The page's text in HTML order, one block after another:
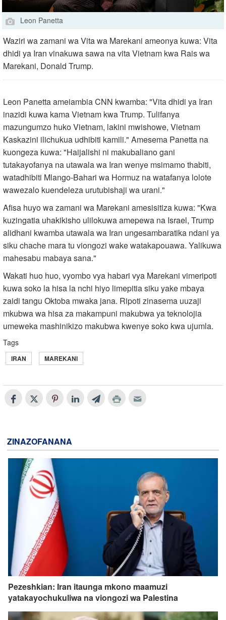
Leon Panetta
Waziri wa zamani wa Vita wa Marekani ameonya kuwa: Vita
dhidi ya Iran vinakuwa sawa na vita Vietnam kwa Rais wa
Marekani, Donald Trump.
Leon Panetta ameiambia CNN kwamba: "Vita dhidi ya Iran
inazidi kuwa kama Vietnam kwa Trump. Tulifanya
mazungumzo huko Vietnam, lakini mwishowe, Vietnam
Kaskazini ilichukua udhibiti kamili." Amesema Panetta na
kuongeza kuwa: "Haijalishi ni makubaliano gani
tutakayofanya na utawala wa Iran wenye msimamo thabiti,
watadhibiti Mlango-Bahari wa Hormuz na watafanya lolote
wawezalo kuendeleza urutubishaji wa urani."
Afisa huyo wa zamani wa Marekani amesisitiza kuwa: "Kwa
kuzingatia uhakikisho ulilokuwa amepewa na Israel, Trump
alidhani kwamba utawala wa Iran ungesambaratika ndani ya
siku chache mara tu viongozi wake watakapouawa. Yalikuwa
mahesabu mabaya sana."
Wakati huo huo, vyombo vya habari vya Marekani vimeripoti
kuwa soko la hisa la nchi hiyo limepitia siku yake mbaya
zaidi tangu Oktoba mwaka jana. Ripoti zinasema uuzaji
mkubwa wa hisa za makampuni makubwa ya teknolojia
umeweka mashinikizo makubwa kwenye soko kwa ujumla.
Tags
IRAN MAREKANI
ZINAZOFANANA
Pezeshkian: Iran itaunga mkono maamuzi
yatakayochukuliwa na viongozi wa Palestina